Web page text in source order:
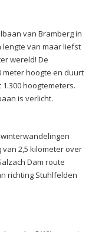
van Bramberg in
lengte van maar liefst
wereld! De
meter hoogte en duurt
hoogtemeters.
is verlicht.
2,5 kilometer over
Dam route
richting Stuhlfelden